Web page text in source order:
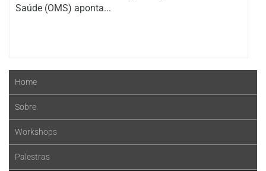
Saúde (OMS) aponta...
Home
Sobre
Workshops
Palestras